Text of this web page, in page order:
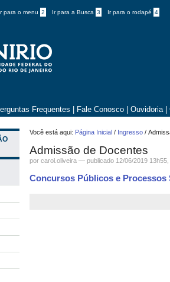
para o menu 2 Ir para a Busca 3 Ir para o rodapé 4
Frequentes Fale Conosco Ouvidoria
Você está aqui: Página Inicial / Ingresso /
Admissão de Docentes
porcarol.oliveira —publicado 12/06/2019
Concursos Públicos e